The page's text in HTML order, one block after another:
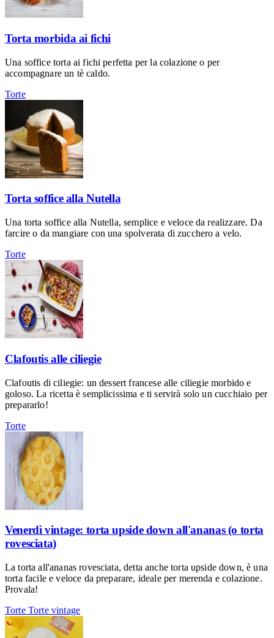
Torta morbida ai fichi
Una soffice torta ai fichi perfetta per la colazione o per
accompagnare un tè caldo.
Torte
Torta soffice alla Nutella
Una torta soffice alla Nutella, semplice e veloce da realizzare. Da
farcire o da mangiare con una spolverata di zucchero a velo.
Torte
Clafoutis alle ciliegie
Clafoutis di ciliegie: un dessert francese alle ciliegie morbido e
goloso. La ricetta è semplicissima e ti servirà solo un cucchiaio per
prepararlo!
Torte
Venerdì vintage: torta upside down all'ananas (o torta
rovesciata)
La torta all'ananas rovesciata, detta anche torta upside down, è una
torta facile e veloce da preparare, ideale per merenda e colazione.
Provala!
Torte Torte vintage